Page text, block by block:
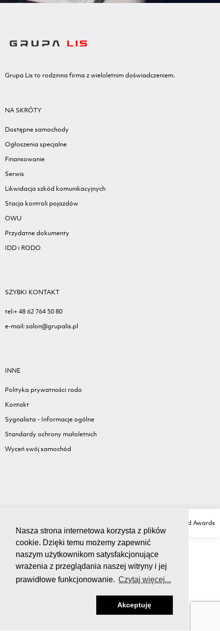
Nasza strona internetowa korzysta z plików
cookie. Dzięki temu możemy zapewnić
naszym użytkownikom satysfakcjonujące
wrażenia z przeglądania naszej witryny i jej
prawidłowe funkcjonowanie. Czytaj więcej...
Akceptuję
Grupa Lis to rodzinna firma z wieloletnim doświadczeniem.
NA SKRÓTY
Dostępne samochody
Ogłoszenia specjalne
Finansowanie
Serwis
Likwidacja szkód komunikacyjnych
Stacja kontroli pojazdów
OWU
Przydatne dokumenty
IDD i RODO
SZYBKI KONTAKT
tel:+ 48 62 764 50 80
e-mail: salon@grupalis.pl
INNE
Polityka prywatności rodo
Kontakt
Sygnalista - Informacje ogólne
Standardy ochrony małoletnich
Wyceń swój samochód
Ad Awards